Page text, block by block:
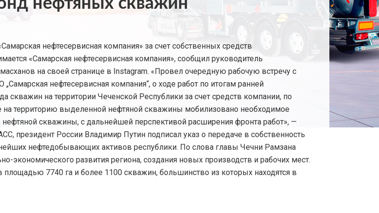
нефтесервисная компания» за счет собственных средств
«Самарская нефтесервисная компания», сообщил руководитель
на своей странице в Instagram. «Провел очередную рабочую встречу с
нефтесервисная компания“, о ходе работ по итогам ранней
скважин на территории Чеченской Республики за счет средств компании, по
на территорию выделенной нефтяной скважины мобилизовано необходимое
скважины, с дальнейшей перспективой расширения фронта работ», —
президент России Владимир Путин подписал указ о передаче в собственность
нефтедобывающих активов республики. По слова главы Чечни Рамзана
развития региона, создания новых производств и рабочих мест.
7740 га и более 1100 скважин, большинство из которых находятся в